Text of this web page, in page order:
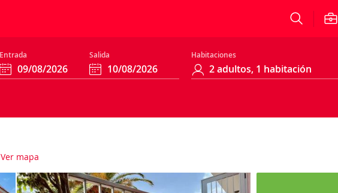
Entrada Salida Habitaciones
Ver mapa